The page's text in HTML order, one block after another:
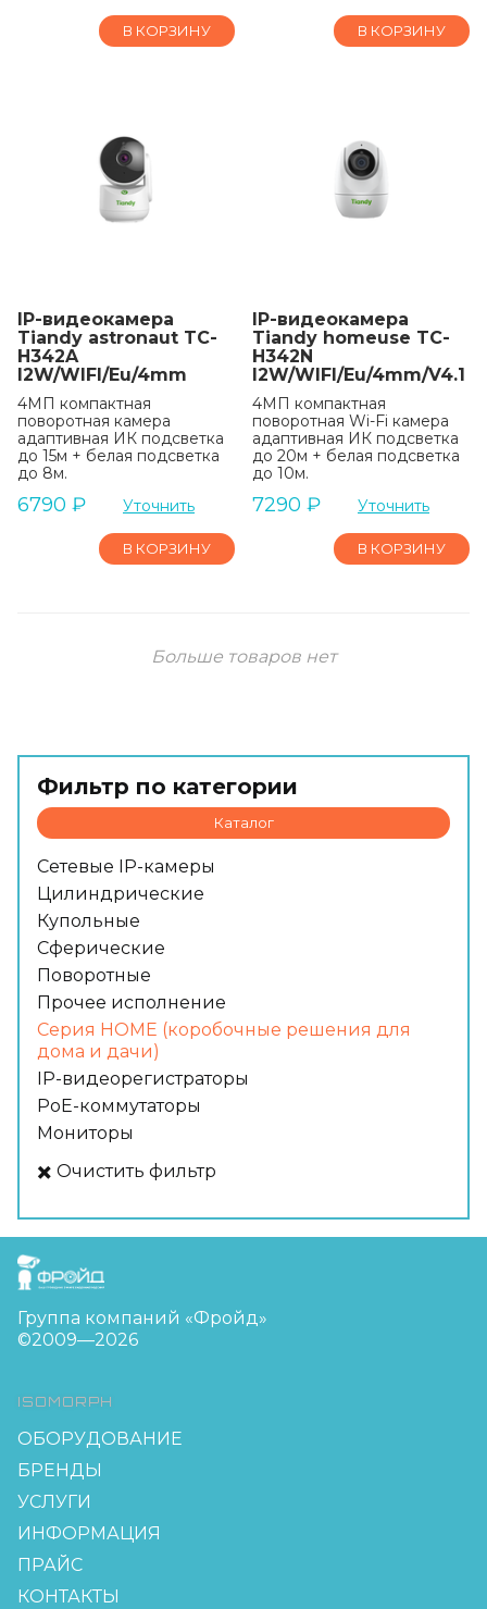
В КОРЗИНУ В КОРЗИНУ
IP-видеокамера
Tiandy astronaut TC-
H342A
I2W/WIFI/Eu/4mm
4МП компактная
поворотная камера
адаптивная ИК подсветка
до 15м + белая подсветка
до 8м.
6790 ₽ Уточнить
В КОРЗИНУ
IP-видеокамера
Tiandy homeuse TC-
H342N
I2W/WIFI/Eu/4mm/V4.1
4МП компактная
поворотная Wi-Fi камера
адаптивная ИК подсветка
до 20м + белая подсветка
до 10м.
7290 ₽ Уточнить
В КОРЗИНУ
Больше товаров нет
Фильтр по категории
Каталог
Сетевые IP-камеры
Цилиндрические
Купольные
Сферические
Поворотные
Прочее исполнение
Серия HOME (коробочные решения для
дома и дачи)
IP-видеорегистраторы
PoE-коммутаторы
Мониторы
✖️ Очистить фильтр
FreudGroup
Группа компаний «Фройд»
©2009—2026
ISOMORPH
ОБОРУДОВАНИЕ
БРЕНДЫ
УСЛУГИ
ИНФОРМАЦИЯ
ПРАЙС
КОНТАКТЫ